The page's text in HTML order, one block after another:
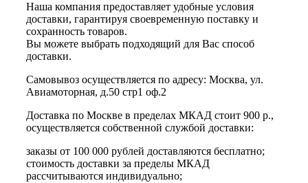
Наша компания предоставляет удобные условия
доставки, гарантируя своевременную поставку и
сохранность товаров.
Вы можете выбрать подходящий для Вас способ
доставки.
Самовывоз осуществляется по адресу: Москва, ул.
Авиамоторная, д.50 стр1 оф.2
Доставка по Москве в пределах МКАД стоит 900 р.,
осуществляется собственной службой доставки:
заказы от 100 000 рублей доставляются бесплатно;
cтоимость доставки за пределы МКАД
рассчитываются индивидуально;